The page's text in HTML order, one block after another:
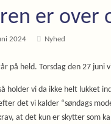
er over
2024 Nyhed
på held. Torsdag den 27
holder vi da ikke helt lukket
det vi kalder “søndags
at det kun er skytter som